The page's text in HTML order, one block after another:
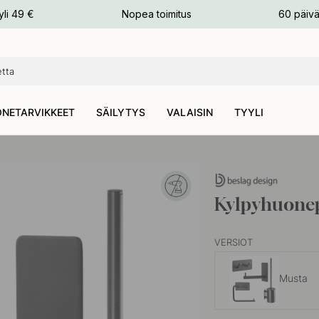
49 € Nopea toimitus 60
SÄILYTYS VALAISIN TYYLI
VERSIOT
Musta